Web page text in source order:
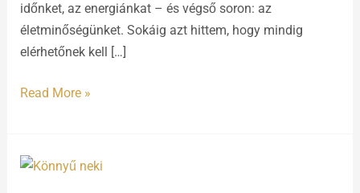
időnket, az energiánkat – és végső soron: az
életminőségünket. Sokáig azt hittem, hogy mindig
elérhetőnek kell […]
Read More »
Könnyű